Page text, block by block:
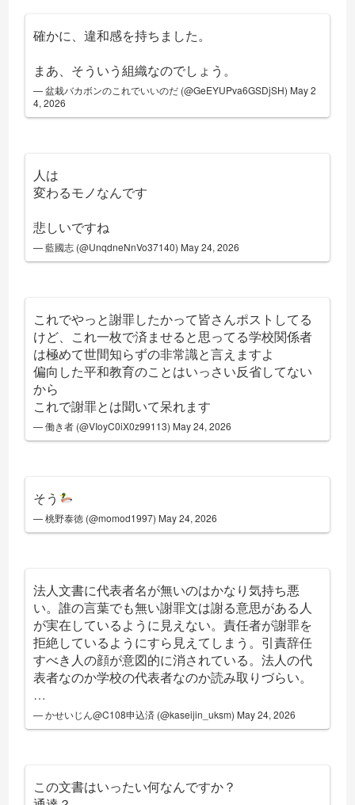
確かに、違和感を持ちました。
まあ、そういう組織なのでしょう。
— 盆栽バカボンのこれでいいのだ (@GeEYUPva6GSDjSH) May 2
4, 2026
人は
変わるモノなんです
悲しいですね
— 藍國志 (@UnqdneNnVo37140) May 24, 2026
これでやっと謝罪したかって皆さんポストしてる
けど、これ一枚で済ませると思ってる学校関係者
は極めて世間知らずの非常識と言えますよ
偏向した平和教育のことはいっさい反省してない
から
これで謝罪とは聞いて呆れます
— 働き者 (@VIoyC0iX0z99113) May 24, 2026
そう
— 桃野泰徳 (@momod1997) May 24, 2026
法人文書に代表者名が無いのはかなり気持ち悪
い。誰の言葉でも無い謝罪文は謝る意思がある人
が実在しているように見えない。責任者が謝罪を
拒絶しているようにすら見えてしまう。引責辞任
すべき人の顔が意図的に消されている。法人の代
表者なのか学校の代表者なのか読み取りづらい。
…
— かせいじん@C108申込済 (@kaseijin_uksm) May 24, 2026
この文書はいったい何なんですか？